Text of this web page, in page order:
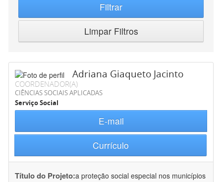
Filtrar
Limpar Filtros
Adriana Giaqueto Jacinto
COORDENADOR(A)
CIÊNCIAS SOCIAIS APLICADAS
Serviço Social
E-mail
Currículo
Título do Projeto:a proteção social especial nos municípios